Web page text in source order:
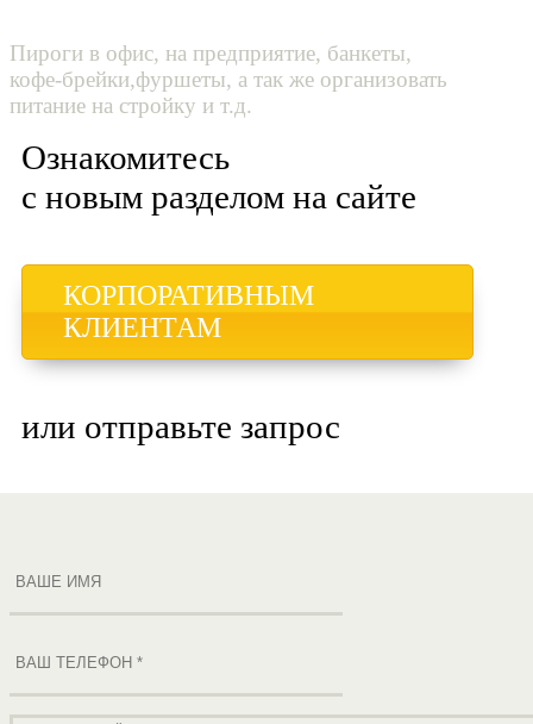
Пироги в офис, на предприятие, банкеты,
кофе-брейки,фуршеты, а так же организовать
питание на стройку и т.д.
Ознакомитесь
с новым разделом на сайте
КОРПОРАТИВНЫМ
КЛИЕНТАМ
или отправьте запрос